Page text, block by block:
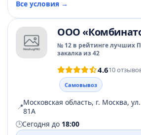
Все условия →
ООО
№ 12 в рейтинге лучших
закалка из 42
4.610
Самовывоз
📍Московская область, г. Москва,
81А
🕒Сегодня до 18:00